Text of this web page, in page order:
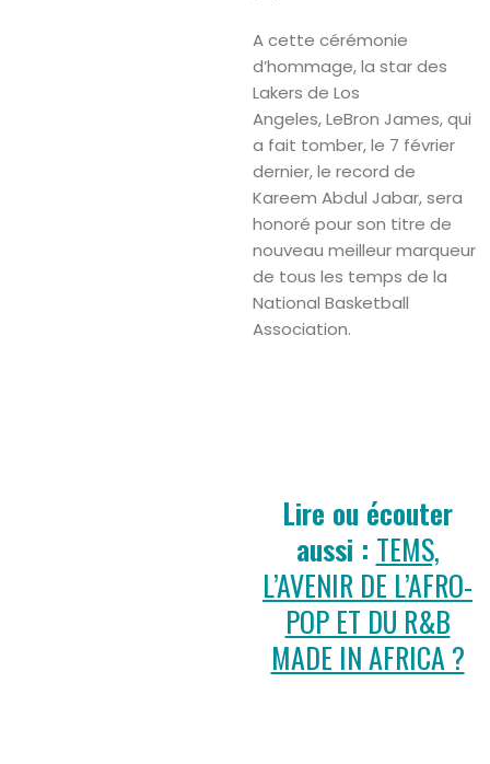
A cette cérémonie
d’hommage, la star des
Lakers de Los
Angeles, LeBron James, qui
a fait tomber, le 7 février
dernier, le record de
Kareem Abdul Jabar, sera
honoré pour son titre de
nouveau meilleur marqueur
de tous les temps de la
National Basketball
Association.
Lire ou écouter
aussi : TEMS,
L’AVENIR DE L’AFRO-
POP ET DU R&B
MADE IN AFRICA ?